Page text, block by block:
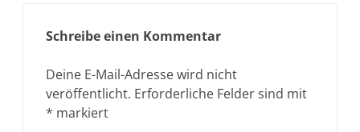
Schreibe einen Kommentar
Deine E-Mail-Adresse wird nicht
veröffentlicht. Erforderliche Felder sind mit
* markiert